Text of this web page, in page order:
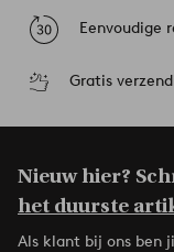
Eenvoudige
Gratis
Nieuw hier?
het duurste
Als klant bij ons ben